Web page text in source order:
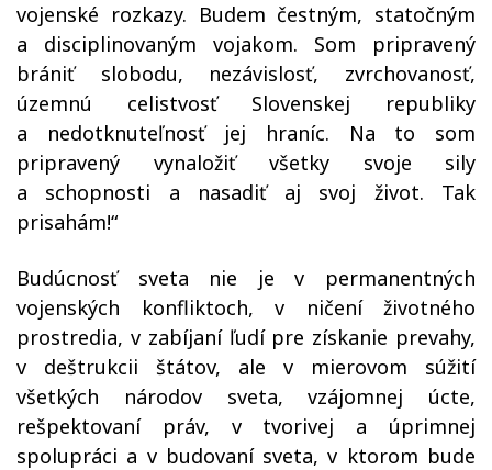
vojenské rozkazy. Budem čestným, statočným
a disciplinovaným vojakom. Som pripravený
brániť slobodu, nezávislosť, zvrchovanosť,
územnú celistvosť Slovenskej republiky
a nedotknuteľnosť jej hraníc. Na to som
pripravený vynaložiť všetky svoje sily
a schopnosti a nasadiť aj svoj život. Tak
prisahám!“
Budúcnosť sveta nie je v permanentných
vojenských konfliktoch, v ničení životného
prostredia, v zabíjaní ľudí pre získanie prevahy,
v deštrukcii štátov, ale v mierovom súžití
všetkých národov sveta, vzájomnej úcte,
rešpektovaní práv, v tvorivej a úprimnej
spolupráci a v budovaní sveta, v ktorom bude